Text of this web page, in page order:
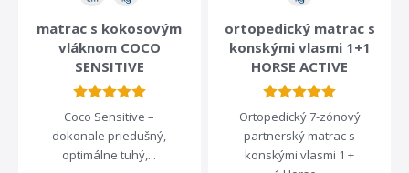
matrac s kokosovým
vláknom COCO
SENSITIVE
Coco Sensitive –
dokonale priedušný,
optimálne tuhý,...
ortopedický matrac s
konskými vlasmi 1+1
HORSE ACTIVE
Ortopedický 7-zónový
partnerský matrac s
konskými vlasmi 1 +